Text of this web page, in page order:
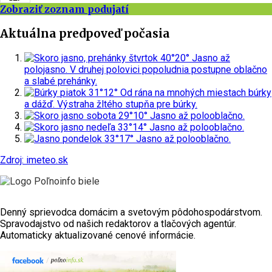
Zobraziť zoznam podujatí
Aktuálna predpoveď počasia
štvrtok 40°20° Jasno až
polojasno. V druhej polovici popoludnia postupne oblačno
a slabé prehánky.
piatok 31°12° Od rána na mnohých miestach búrky
a dážď. Výstraha žltého stupňa pre búrky.
sobota 29°10° Jasno až polooblačno.
nedeľa 33°14° Jasno až polooblačno.
pondelok 33°17° Jasno až polooblačno.
Zdroj: imeteo.sk
Denný sprievodca domácim a svetovým pôdohospodárstvom.
Spravodajstvo od našich redaktorov a tlačových agentúr.
Automaticky aktualizované cenové informácie.